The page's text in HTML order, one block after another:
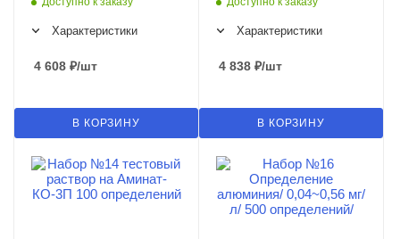
Характеристики
4 608 ₽/шт
В КОРЗИНУ
Характеристики
4 838 ₽/шт
В КОРЗИНУ